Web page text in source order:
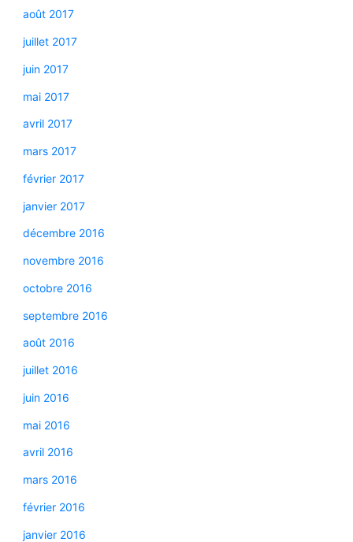
août 2017
juillet 2017
juin 2017
mai 2017
avril 2017
mars 2017
février 2017
janvier 2017
décembre 2016
novembre 2016
octobre 2016
septembre 2016
août 2016
juillet 2016
juin 2016
mai 2016
avril 2016
mars 2016
février 2016
janvier 2016